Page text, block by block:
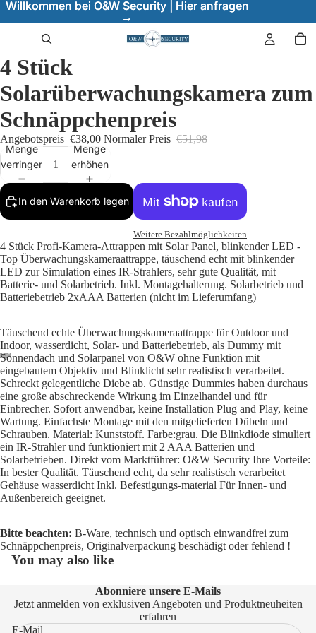
Willkommen bei O&W Security | Hier anfragen
→
Willkommen bei O&W Security | Hier anfragen
→
4 Stück
Solarüberwachungskamera zum
Schnäppchenpreis
Angebotspreis €38,00 Normaler Preis €51,98
Menge
verringern
Menge
erhöhen
In den Warenkorb legen
Weitere Bezahlmöglichkeiten
4 Stück Profi-Kamera-Attrappen mit Solar Panel, blinkender LED -
Top Überwachungskameraattrappe, täuschend echt mit blinkender
LED zur Simulation eines IR-Strahlers, sehr gute Qualität, mit
Batterie- und Solarbetrieb. Inkl. Montagehalterung. Solarbetrieb und
Batteriebetrieb 2xAAA Batterien (nicht im Lieferumfang)
Täuschend echte Überwachungskameraattrappe für Outdoor und
Indoor, wasserdicht, Solar- und Batteriebetrieb, als Dummy mit
Sonnendach und Solarpanel von O&W ohne Funktion mit
eingebautem Objektiv und Blinklicht sehr realistisch verarbeitet.
Schreckt gelegentliche Diebe ab. Günstige Dummies haben durchaus
eine große abschreckende Wirkung im Einzelhandel und für
Einbrecher. Sofort anwendbar, keine Installation Plug and Play, keine
Wartung. Einfachste Montage mit den mitgelieferten Dübeln und
Schrauben. Material: Kunststoff. Farbe:grau. Die Blinkdiode simuliert
ein IR-Strahler und funktioniert mit 2 AAA Batterien und
Solarbetrieben. Direkt vom Marktführer: O&W Security Ihre Vorteile:
In bester Qualität. Täuschend echt, da sehr realistisch verarbeitet
Gehäuse wasserdicht Inkl. Befestigungs-material Für Innen- und
Außenbereich geeignet.
Bitte beachten: B-Ware, technisch und optisch einwandfrei zum
Schnäppchenpreis, Originalverpackung beschädigt oder fehlend !
You may also like
Abonniere unsere E-Mails
Jetzt anmelden von exklusiven Angeboten und Produktneuheiten
erfahren
E-Mail